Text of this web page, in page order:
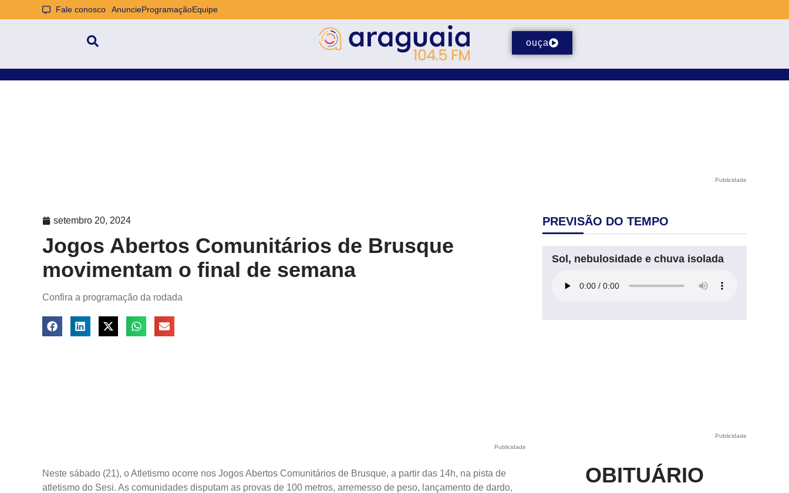
Fale conosco AnuncieProgramaçãoEquipe
ouça
Publicidade
setembro 20, 2024
Jogos Abertos Comunitários de Brusque
movimentam o final de semana
Confira a programação da rodada
Publicidade
Neste sábado (21), o Atletismo ocorre nos Jogos Abertos Comunitários de Brusque, a partir das 14h, na pista de
atletismo do Sesi. As comunidades disputam as provas de 100 metros, arremesso de peso, lançamento de dardo,
PREVISÃO DO TEMPO
Sol, nebulosidade e chuva isolada
Publicidade
OBITUÁRIO